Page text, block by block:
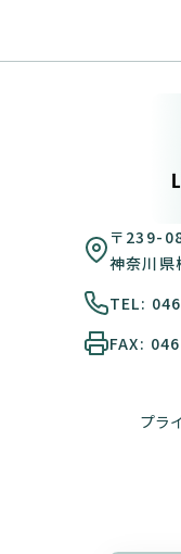
〒239-
神奈川県
TEL:
FAX:
プラ